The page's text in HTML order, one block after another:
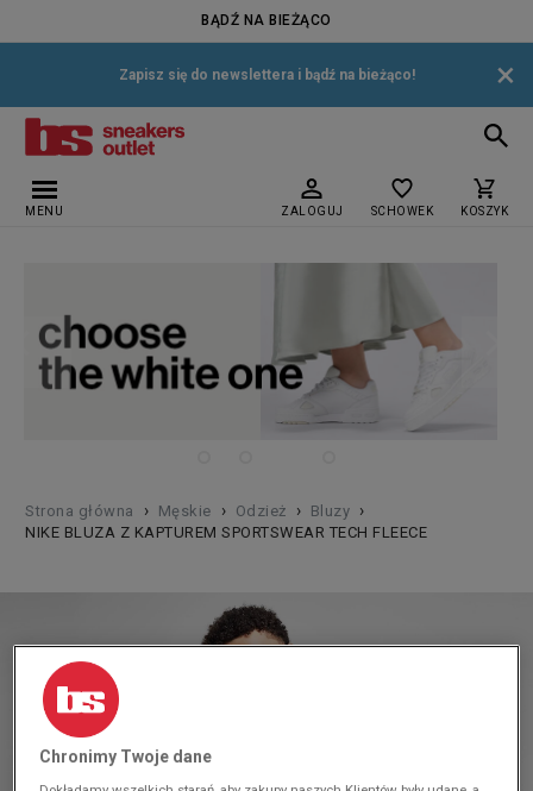
BĄDŹ NA BIEŻĄCO
Zapisz się do newslettera i bądź na bieżąco! ×
MENU ZALOGUJ SCHOWEK KOSZYK
Strona główna › Męskie › Odzież › Bluzy ›
NIKE BLUZA Z KAPTUREM SPORTSWEAR TECH FLEECE
Chronimy Twoje dane